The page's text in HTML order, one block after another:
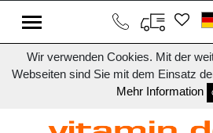
Wir verwenden Cookies. Mit der
Webseiten sind Sie mit dem Einsatz
Mehr Information